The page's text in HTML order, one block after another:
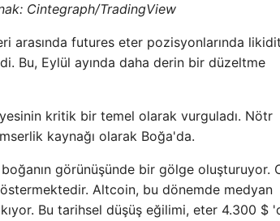
Cintegraph/TradingView
arasında futures eter pozisyonlarında
Bu, Eylül ayında daha derin bir düzeltme
kritik bir temel olarak vurguladı. Nötr
kaynağı olarak Boğa'da.
görünüşünde bir gölge oluşturuyor.
Altcoin, bu dönemde medyan
Bu tarihsel düşüş eğilimi, eter 4.300 $